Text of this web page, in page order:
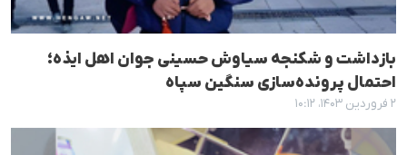
بازداشت و شکنجه سیاوش حسینی جوان اهل ایذه؛
احتمال پرونده‌سازی سنگین سپاه
۲ فروردین ۱۴۰۳، ۱۰:۱۲